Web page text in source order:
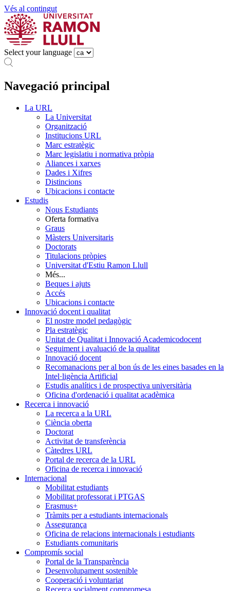
Vés al contingut
Select your language
Navegació principal
La URL
La Universitat
Organització
Institucions URL
Marc estratègic
Marc legislatiu i normativa pròpia
Aliances i xarxes
Dades i Xifres
Distincions
Ubicacions i contacte
Estudis
Nous Estudiants
Oferta formativa
Graus
Màsters Universitaris
Doctorats
Titulacions pròpies
Universitat d'Estiu Ramon Llull
Més...
Beques i ajuts
Accés
Ubicacions i contacte
Innovació docent i qualitat
El nostre model pedagògic
Pla estratègic
Unitat de Qualitat i Innovació Academicodocent
Seguiment i avaluació de la qualitat
Innovació docent
Recomanacions per al bon ús de les eines basades en la
Intel·ligència Artificial
Estudis analítics i de prospectiva universitària
Oficina d'ordenació i qualitat acadèmica
Recerca i innovació
La recerca a la URL
Ciència oberta
Doctorat
Activitat de transferència
Càtedres URL
Portal de recerca de la URL
Oficina de recerca i innovació
Internacional
Mobilitat estudiants
Mobilitat professorat i PTGAS
Erasmus+
Tràmits per a estudiants internacionals
Assegurança
Oficina de relacions internacionals i estudiants
Estudiants comunitaris
Compromís social
Portal de la Transparència
Desenvolupament sostenible
Cooperació i voluntariat
Recerca socialment compromesa